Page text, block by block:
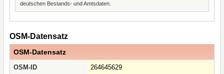
deutschen Bestands- und Amtsdaten.
OSM-Datensatz
OSM-Datensatz
OSM-ID
264645629